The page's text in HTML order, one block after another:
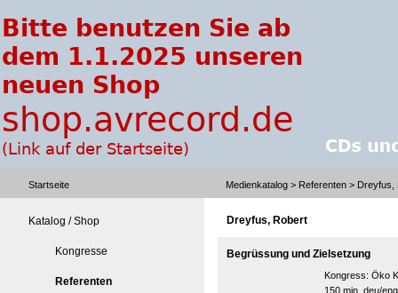
Startseite Medienkatalog > Referenten > Dreyfus,
Katalog / Shop
Kongresse
Referenten
Dreyfus, Robert
Begrüssung und Zielsetzung
Kongress: Öko
150 min, deu/eng